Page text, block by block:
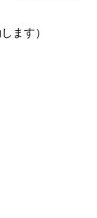
ます）